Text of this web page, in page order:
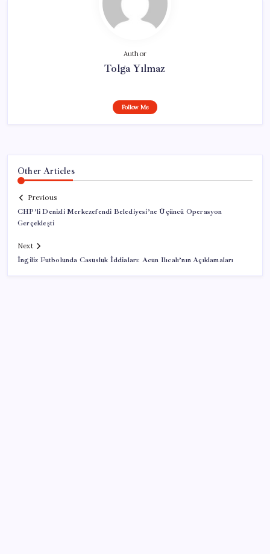
Author
Tolga Yılmaz
Follow Me
Other Articles
Previous
CHP’li Denizli Merkezefendi Belediyesi’ne Üçüncü Operasyon
Gerçekleşti
Next
İngiliz Futbolunda Casusluk İddiaları: Acun Ilıcalı’nın Açıklamaları